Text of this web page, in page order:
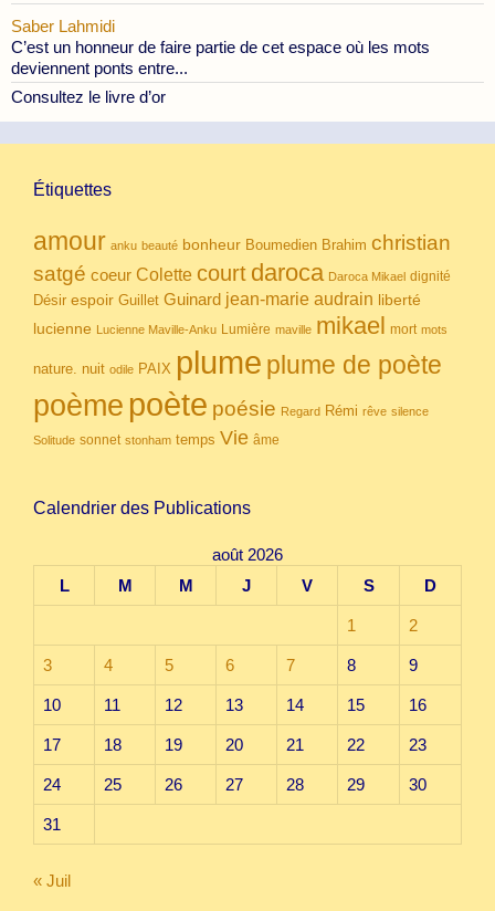
Saber Lahmidi
C’est un honneur de faire partie de cet espace où les mots
deviennent ponts entre...
Consultez le livre d’or
Étiquettes
amour anku beauté bonheur Boumedien Brahim christian
satgé coeur Colette court daroca Daroca Mikael dignité
Désir espoir Guillet Guinard jean-marie audrain liberté
lucienne Lucienne Maville-Anku Lumière maville mikael mort mots
nature. nuit odile PAIX plume plume de poète
poème poète poésie Regard Rémi rêve silence
Solitude sonnet stonham temps Vie âme
Calendrier des Publications
août 2026
L
M M J V S D
1 2
3 4 5 6 7 8 9
10 11 12 13 14 15 16
17 18 19 20 21 22 23
24 25 26 27 28 29 30
31
« Juil